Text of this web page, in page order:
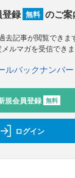
録 無料 のご案
去記事が閲覧できま
メルマガを受信でき
ルバックナンバー
規会員登録 無料
ログイン